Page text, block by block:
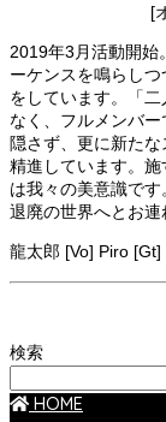
[
2019年3月活動開始
ーケンスを鳴らし
をしています。「
なく、フルメンバ
隠さず、更に新た
精進しています。
は我々の美意識で
退廃の世界へとお連
龍太郎 [Vo] Piro [Gt]
検索
HOME